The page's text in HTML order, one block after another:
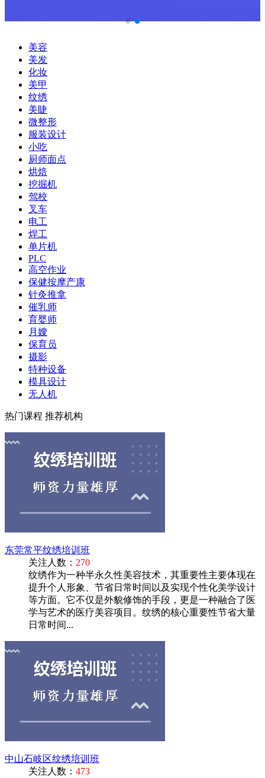
美容
美发
化妆
美甲
纹绣
美睫
微整形
服装设计
小吃
厨师面点
烘焙
挖掘机
驾校
叉车
电工
焊工
单片机
PLC
高空作业
保健按摩产康
针灸推拿
催乳师
育婴师
月嫂
保育员
摄影
特种设备
模具设计
无人机
热门课程 推荐机构
东莞常平纹绣培训班
关注人数： 270
纹绣作为一种半永久性美容技术，其重要性主要体现在
提升个人形象、节省日常时间以及实现个性化美学设计
等方面。它不仅是外貌修饰的手段，更是一种融合了医
学与艺术的医疗美容项目。纹绣的核心重要性节省大量
日常时间...
中山石岐区纹绣培训班
关注人数： 473